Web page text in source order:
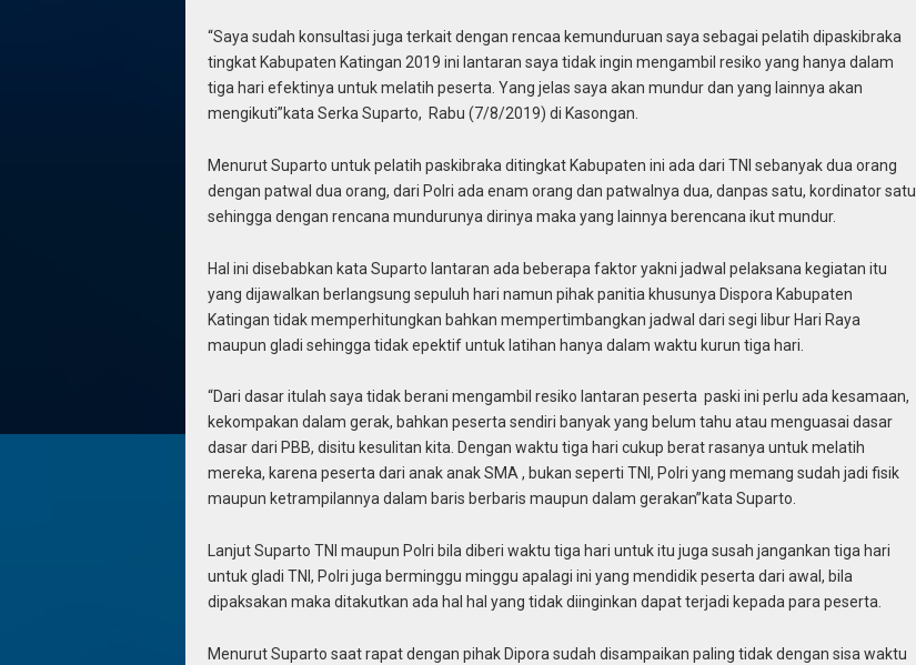
“Saya sudah konsultasi juga terkait dengan rencaa kemunduruan saya sebagai pelatih dipaskibraka
tingkat Kabupaten Katingan 2019 ini lantaran saya tidak ingin mengambil resiko yang hanya dalam
tiga hari efektinya untuk melatih peserta. Yang jelas saya akan mundur dan yang lainnya akan
mengikuti”kata Serka Suparto, Rabu (7/8/2019) di Kasongan.
Menurut Suparto untuk pelatih paskibraka ditingkat Kabupaten ini ada dari TNI sebanyak dua orang
dengan patwal dua orang, dari Polri ada enam orang dan patwalnya dua, danpas satu, kordinator satu
sehingga dengan rencana mundurunya dirinya maka yang lainnya berencana ikut mundur.
Hal ini disebabkan kata Suparto lantaran ada beberapa faktor yakni jadwal pelaksana kegiatan itu
yang dijawalkan berlangsung sepuluh hari namun pihak panitia khusunya Dispora Kabupaten
Katingan tidak memperhitungkan bahkan mempertimbangkan jadwal dari segi libur Hari Raya
maupun gladi sehingga tidak epektif untuk latihan hanya dalam waktu kurun tiga hari.
“Dari dasar itulah saya tidak berani mengambil resiko lantaran peserta paski ini perlu ada kesamaan,
kekompakan dalam gerak, bahkan peserta sendiri banyak yang belum tahu atau menguasai dasar
dasar dari PBB, disitu kesulitan kita. Dengan waktu tiga hari cukup berat rasanya untuk melatih
mereka, karena peserta dari anak anak SMA , bukan seperti TNI, Polri yang memang sudah jadi fisik
maupun ketrampilannya dalam baris berbaris maupun dalam gerakan”kata Suparto.
Lanjut Suparto TNI maupun Polri bila diberi waktu tiga hari untuk itu juga susah jangankan tiga hari
untuk gladi TNI, Polri juga berminggu minggu apalagi ini yang mendidik peserta dari awal, bila
dipaksakan maka ditakutkan ada hal hal yang tidak diinginkan dapat terjadi kepada para peserta.
Menurut Suparto saat rapat dengan pihak Dipora sudah disampaikan paling tidak dengan sisa waktu